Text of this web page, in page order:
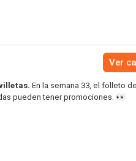
Ver
En la semana 33, el folleto de
pueden tener promociones. 👀